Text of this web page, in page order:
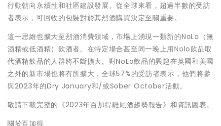
行動朝向永續性和社區建設發展。從全球來看，超過半數的受訪
者表示，可回收的包裝對於其烈酒購買決定至關重要。
這一思維也擴大至烈酒消費領域，市場上湧現一類新的NoLo（無
酒精或低酒精）飲酒者。在特定場合甚至同一晚上用Nolo飲品取
代酒精飲品的人群將不斷擴大。對NoLo飲品的興趣在英國和美國
之外的新市場也將有所擴大，全球57%的受訪者表示，他們將參
與2023年的Dry January和/或Sober October活動。
敬請下載完整的《2023年百加得雞尾酒趨勢報告》和資訊圖表。
關於百加得